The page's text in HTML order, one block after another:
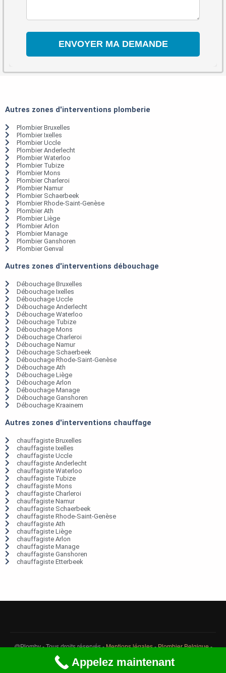
Autres zones d'interventions plomberie
Plombier Bruxelles
Plombier Ixelles
Plombier Uccle
Plombier Anderlecht
Plombier Waterloo
Plombier Tubize
Plombier Mons
Plombier Charleroi
Plombier Namur
Plombier Schaerbeek
Plombier Rhode-Saint-Genèse
Plombier Ath
Plombier Liège
Plombier Arlon
Plombier Manage
Plombier Ganshoren
Plombier Genval
Autres zones d'interventions débouchage
Débouchage Bruxelles
Débouchage Ixelles
Débouchage Uccle
Débouchage Anderlecht
Débouchage Waterloo
Débouchage Tubize
Débouchage Mons
Débouchage Charleroi
Débouchage Namur
Débouchage Schaerbeek
Débouchage Rhode-Saint-Genèse
Débouchage Ath
Débouchage Liège
Débouchage Arlon
Débouchage Manage
Débouchage Ganshoren
Débouchage Kraainem
Autres zones d'interventions chauffage
chauffagiste Bruxelles
chauffagiste Ixelles
chauffagiste Uccle
chauffagiste Anderlecht
chauffagiste Waterloo
chauffagiste Tubize
chauffagiste Mons
chauffagiste Charleroi
chauffagiste Namur
chauffagiste Schaerbeek
chauffagiste Rhode-Saint-Genèse
chauffagiste Ath
chauffagiste Liège
chauffagiste Arlon
chauffagiste Manage
chauffagiste Ganshoren
chauffagiste Etterbeek
@Plomby - Tous droits réservés -Mentions légales-Plombier Belgique-
Débouchage Belgique
Appelez maintenant